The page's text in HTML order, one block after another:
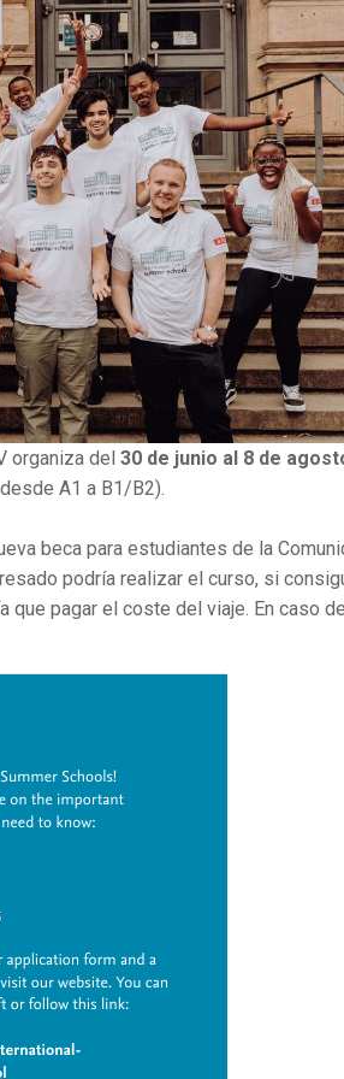
organiza del 30 de junio al 8 de
A1 a B1/B2).
beca para estudiantes de la
podría realizar el curso, si
que pagar el coste del viaje. En caso